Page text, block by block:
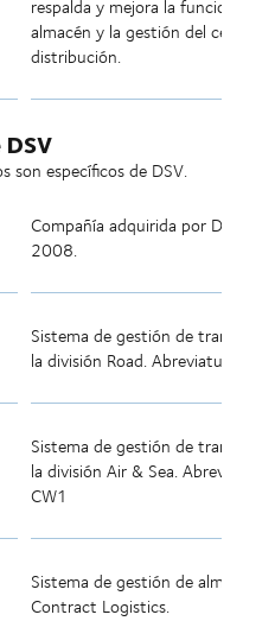
respalda y mejora la
almacén y la gestión del centro
distribución.
son específicos de DSV.
Compañía adquirida por DSV en
2008.
Sistema de gestión de
la división Road. Abreviatura: CL
Sistema de gestión de
la división Air & Sea. Abreviatura:
CW1
Sistema de gestión de
Contract Logistics.